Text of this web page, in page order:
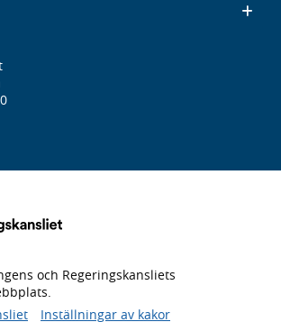
och Regeringskansliets
Inställningar av kakor